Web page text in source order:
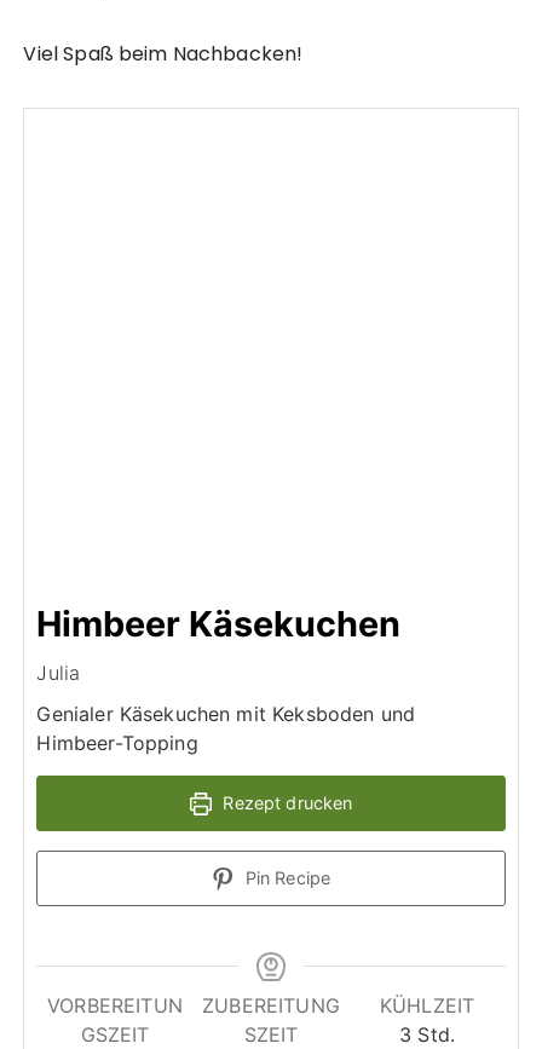
Viel Spaß beim Nachbacken!
Himbeer Käsekuchen
Julia
Genialer Käsekuchen mit Keksboden und
Himbeer-Topping
Rezept drucken
Pin Recipe
VORBEREITUN
GSZEIT
ZUBEREITUNG
SZEIT
KÜHLZEIT
3 SStd.